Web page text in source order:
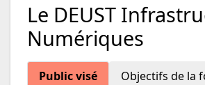
Le DEUST
Numériques
Public visé
Objectifs de la